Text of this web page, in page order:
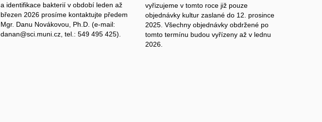
a identifikace bakterií v období leden až
březen 2026 prosíme kontaktujte předem
Mgr. Danu Novákovou, Ph.D. (e-mail:
danan@sci.muni.cz, tel.: 549 495 425).
vyřizujeme v tomto roce již pouze
objednávky kultur zaslané do 12. prosince
2025. Všechny objednávky obdržené po
tomto termínu budou vyřízeny až v lednu
2026.